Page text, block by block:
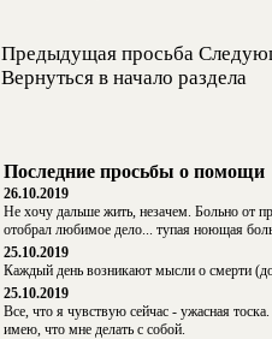
Предыдущая просьба
Вернуться в начало раздела
Последние просьбы о помощи
26.10.2019
Не хочу дальше жить, незачем. Больно от
отобрал любимое дело... тупая ноющая
25.10.2019
Каждый день возникают мысли о смерти
25.10.2019
Все, что я чувствую сейчас - ужасная
имею, что мне делать с собой.